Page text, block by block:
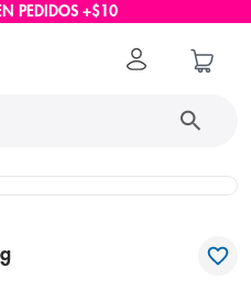
PEDIDOS +$10